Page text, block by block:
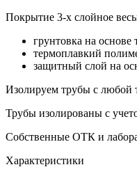
Покрытие 3-х слойное
грунтовка на
термоплавкий
защитный слой на
Изолируем трубы с
Трубы изолированы с
Собственные ОТК и
Характеристики